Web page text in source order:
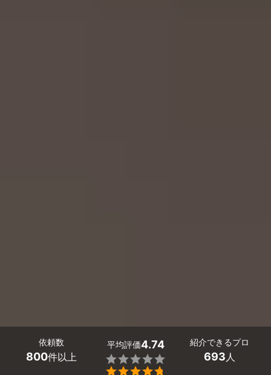
依頼数
800件以上
平均評価4.74


紹介できるプロ
693人